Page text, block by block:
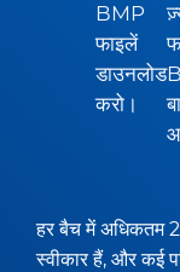
BMP
फाइलें
डाउनलोड
करो।
हर बैच में अधिकतम
स्वीकार हैं, और कई